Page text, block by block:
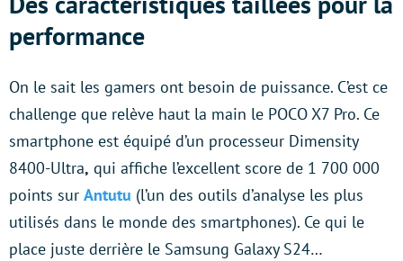
performance
On le sait les gamers ont besoin de puissance. C’est ce
challenge que relève haut la main le POCO X7 Pro. Ce
smartphone est équipé d’un processeur Dimensity
8400-Ultra, qui affiche l’excellent score de 1 700 000
points sur Antutu (l’un des outils d’analyse les plus
utilisés dans le monde des smartphones). Ce qui le
place juste derrière le Samsung Galaxy S24…